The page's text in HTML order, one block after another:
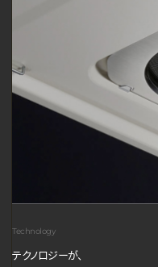
Technology
テクノロジーが、